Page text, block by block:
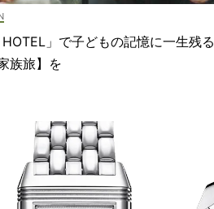
HOTEL」で子どもの記憶に一生残る
族旅】を